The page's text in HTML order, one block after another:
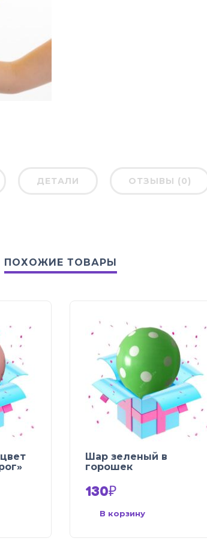
ДЕТАЛИ ОТЗЫВЫ (0)
ПОХОЖИЕ ТОВАРЫ
Шар зеленый в
горошек
130₽
В корзину